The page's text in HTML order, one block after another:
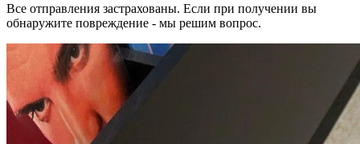
Все отправления застрахованы. Если при получении вы
обнаружите повреждение - мы решим вопрос.